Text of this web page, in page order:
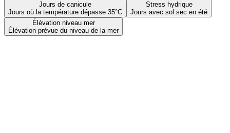
Jours de canicule
Jours où la température dépasse 35°C
Stress hydrique
Jours avec sol sec en été
Élévation niveau mer
Élévation prévue du niveau de la mer